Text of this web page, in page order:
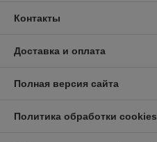
Контакты
Доставка и оплата
Полная версия сайта
Политика обработки cookies